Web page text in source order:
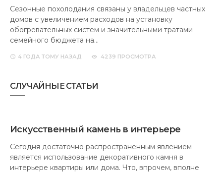
Сезонные похолодания связаны у владельцев частных
домов с увеличением расходов на установку
обогревательных систем и значительными тратами
семейного бюджета на…
4 ГОДА ТОМУ НАЗАД 4239 ПРОСМОТРА
СЛУЧАЙНЫЕ СТАТЬИ
Искусственный камень в интерьере
Сегодня достаточно распространенным явлением
является использование декоративного камня в
интерьере квартиры или дома. Что, впрочем, вполне